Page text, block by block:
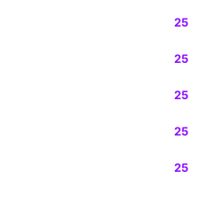
25
25
25
25
25